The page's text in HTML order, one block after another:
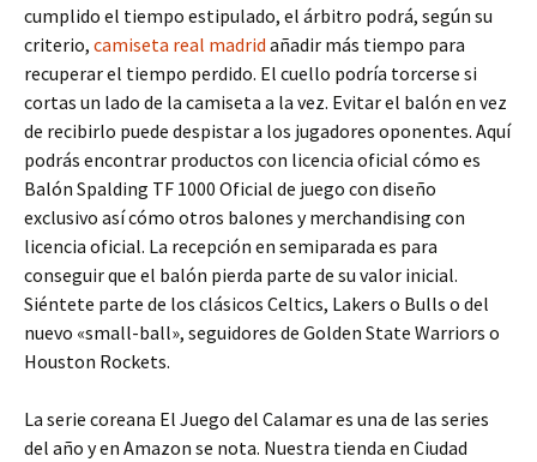
cumplido el tiempo estipulado, el árbitro podrá, según su
criterio, camiseta real madrid añadir más tiempo para
recuperar el tiempo perdido. El cuello podría torcerse si
cortas un lado de la camiseta a la vez. Evitar el balón en vez
de recibirlo puede despistar a los jugadores oponentes. Aquí
podrás encontrar productos con licencia oficial cómo es
Balón Spalding TF 1000 Oficial de juego con diseño
exclusivo así cómo otros balones y merchandising con
licencia oficial. La recepción en semiparada es para
conseguir que el balón pierda parte de su valor inicial.
Siéntete parte de los clásicos Celtics, Lakers o Bulls o del
nuevo «small-ball», seguidores de Golden State Warriors o
Houston Rockets.
La serie coreana El Juego del Calamar es una de las series
del año y en Amazon se nota. Nuestra tienda en Ciudad